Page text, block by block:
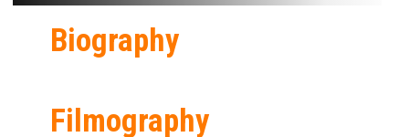
Biography
Filmography